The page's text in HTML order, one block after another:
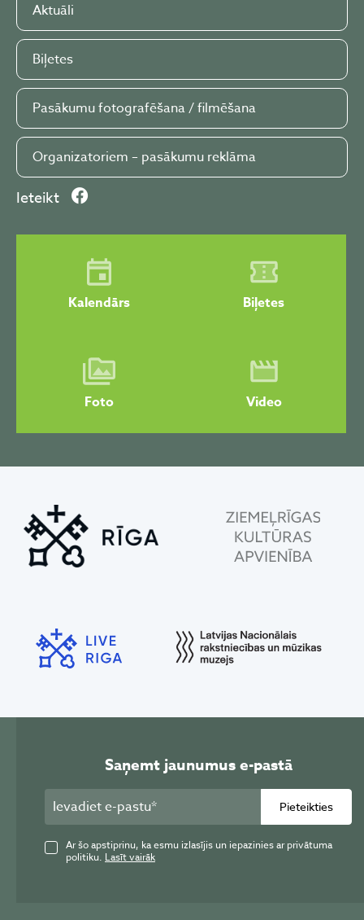
Aktuāli
Biļetes
Pasākumu fotografēšana / filmēšana
Organizatoriem – pasākumu reklāma
Ieteikt
Kalendārs Biļetes
Foto Video
Saņemt jaunumus e-pastā
Pieteikties
Ar šo apstiprinu, ka esmu izlasījis un iepazinies ar privātuma
politiku. Lasīt vairāk